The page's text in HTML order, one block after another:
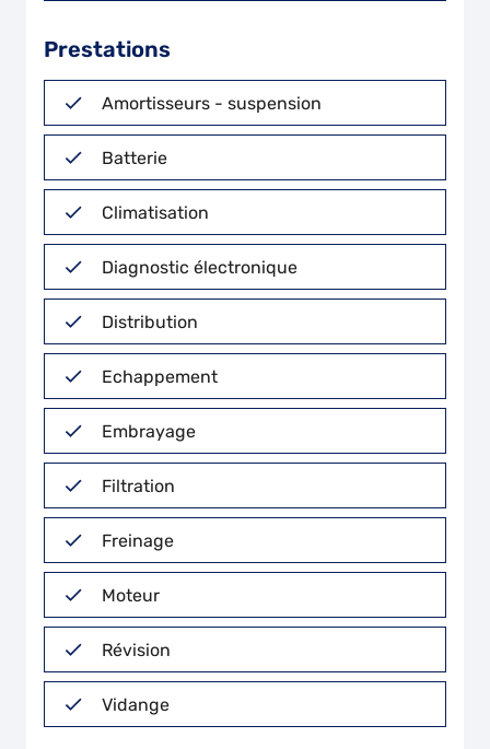
Prestations
Amortisseurs - suspension
Batterie
Climatisation
Diagnostic électronique
Distribution
Echappement
Embrayage
Filtration
Freinage
Moteur
Révision
Vidange